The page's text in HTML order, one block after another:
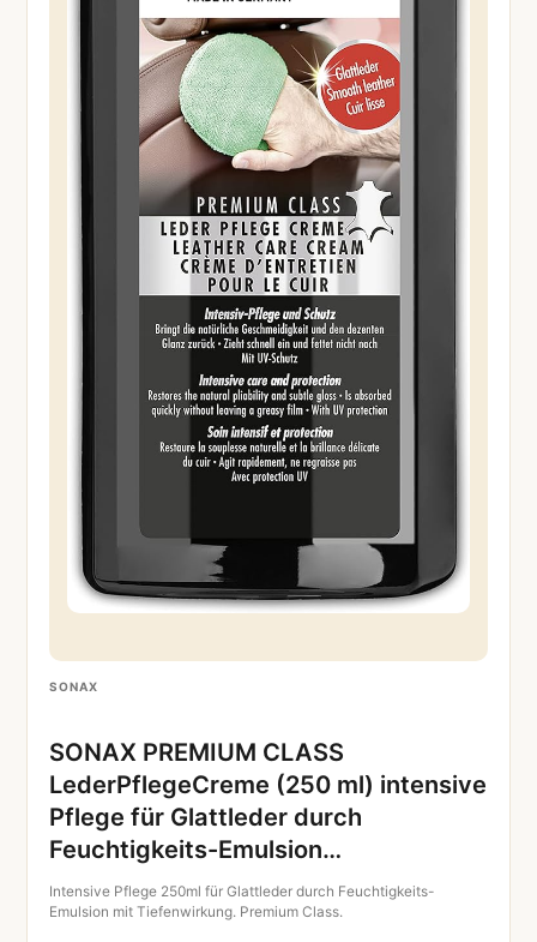
SONAX
SONAX PREMIUM CLASS
LederPflegeCreme (250 ml) intensive
Pflege für Glattleder durch
Feuchtigkeits-Emulsion…
Intensive Pflege 250ml für Glattleder durch Feuchtigkeits-
Emulsion mit Tiefenwirkung. Premium Class.